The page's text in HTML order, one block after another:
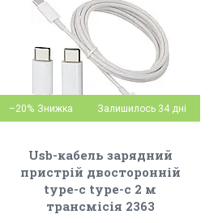
–20% Залишилось 34 дні
Usb-кабель зарядний
пристрій двосторонній
type-c type-c 2 м
трансмісія 2363